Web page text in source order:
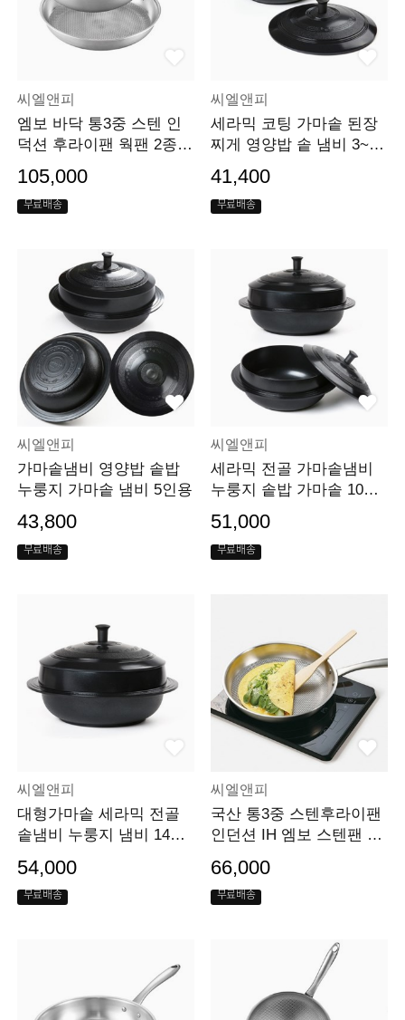
씨엘앤피
엠보 바닥 통3중 스텐 인
덕션 후라이팬 웍팬 2종세
105,000
무료배송
씨엘앤피
세라믹 코팅 가마솥 된장
찌게 영양밥 솥 냄비 3~4
41,400
무료배송
씨엘앤피
가마솥냄비 영양밥 솥밥
누룽지 가마솥 냄비 5인용
43,800
무료배송
씨엘앤피
세라믹 전골 가마솥냄비
누룽지 솥밥 가마솥 10인
용
51,000
무료배송
씨엘앤피
대형가마솥 세라믹 전골
솥냄비 누룽지 냄비 14인
54,000
무료배송
씨엘앤피
국산 통3중 스텐후라이팬
인던션 IH 엠보 스텐팬 28
66,000
무료배송